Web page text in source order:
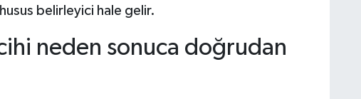
belirleyici hale gelir.
neden sonuca doğrudan